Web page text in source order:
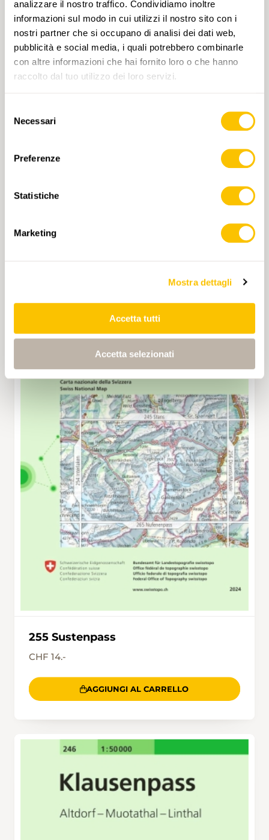
analizzare il nostro traffico. Condividiamo inoltre
informazioni sul modo in cui utilizzi il nostro sito con i
nostri partner che si occupano di analisi dei dati web,
pubblicità e social media, i quali potrebbero combinarle
con altre informazioni che hai fornito loro o che hanno
raccolto dal tuo utilizzo dei loro servizi.
delNecessari
Preferenze
Statistiche
Marketing
Mostra dettagli
Accetta tutti
Accetta selezionati
255 Sustenpass
CHF 14.-
AGGIUNGI AL CARRELLO